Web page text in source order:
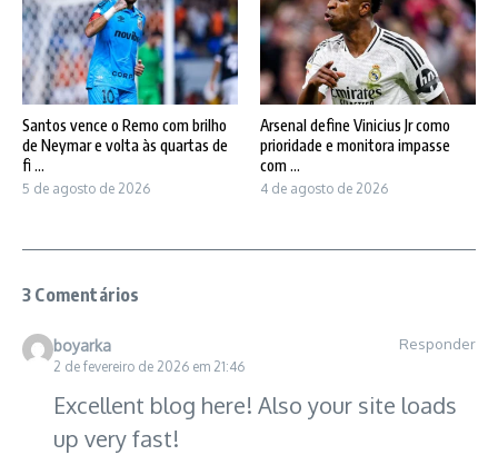
Santos vence o Remo com brilho
de Neymar e volta às quartas de
fi ...
5 de agosto de 2026
Arsenal define Vinicius Jr como
prioridade e monitora impasse
com ...
4 de agosto de 2026
3 Comentários
boyarka
2 de fevereiro de 2026 em 21:46
Responder
Excellent blog here! Also your site loads
up very fast!